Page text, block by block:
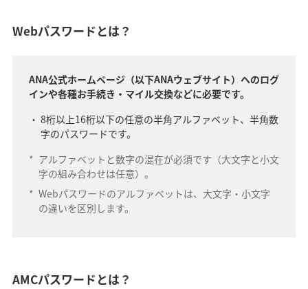
Webパスワードとは？
ANA公式ホームページ（以下ANAウェブサイト）へのログ
インや各種お手続き・マイル交換などに必要です。
8桁以上16桁以下の任意の半角アルファベット、半角数
字のパスワードです。
* アルファベットと数字の混在が必須です（大文字と小文
字の組み合わせは任意）。
* Webパスワードのアルファベットは、大文字・小文字
の違いを区別します。
AMCパスワードとは？